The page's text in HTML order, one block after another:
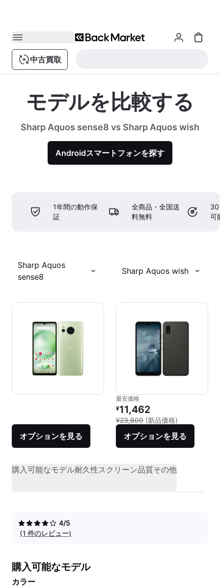
中古買取
モデルを比較する
Sharp Aquos sense8 vs Sharp Aquos wish
Androidスマートフォンを探す
1年間の動作保
証
全商品・全国送
料無料
30
可
Sharp Aquos
sense8
Sharp Aquos wish
オプションを見る
最安価格
リファービッシュ品の価格：
¥11,462
¥23,800 (新品価格)
オプションを見る
購入可能なモデル耐久性スクリーン品質その他
4/5
(1 件のレビュー)
購入可能なモデル
カラー